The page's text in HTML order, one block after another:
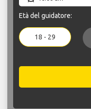
Età del guidatore:
18 - 29